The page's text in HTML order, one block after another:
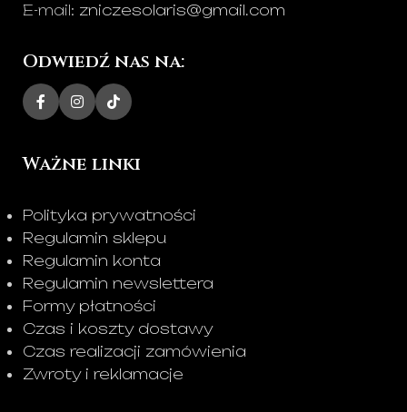
E-mail: zniczesolaris@gmail.com
Odwiedź nas na:
Ważne linki
Polityka prywatności
Regulamin sklepu
Regulamin konta
Regulamin newslettera
Formy płatności
Czas i koszty dostawy
Czas realizacji zamówienia
Zwroty i reklamacje